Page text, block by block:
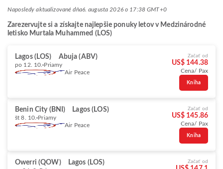
Naposledy aktualizované dňa6. augusta 2026 o 17:38 GMT+0
Zarezervujte si a získajte najlepšie ponuky letov v Medzinárodné
letisko Murtala Muhammed (LOS)
Lagos (LOS) Abuja (ABV)
po 12. 10. Priamy
Air Peace
Začať od
US$ 144.38
Cena/ Pax
Kniha
Benin City (BNI) Lagos (LOS)
št 8. 10. Priamy
Air Peace
Začať od
US$ 145.86
Cena/ Pax
Kniha
Owerri (QOW) Lagos (LOS) Začať od